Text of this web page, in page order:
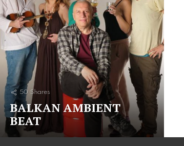
50 Shares
BALKAN AMBIENT
BEAT